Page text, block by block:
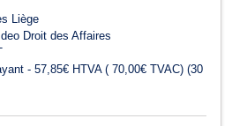
Liège
Droit des Affaires
- 57,85€ HTVA ( 70,00€ TVAC) (30